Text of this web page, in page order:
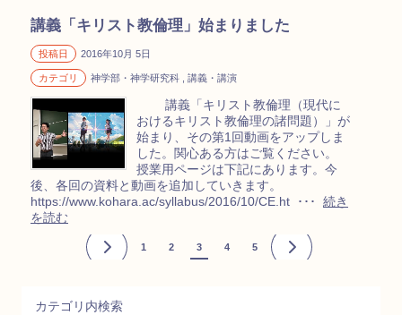
講義「キリスト教倫理」始まりました
投稿日 2016年10月 5日
カテゴリ 神学部・神学研究科 , 講義・講演
講義「キリスト教倫理（現代に
おけるキリスト教倫理の諸問題）」が
始まり、その第1回動画をアップしま
した。関心ある方はご覧ください。
授業用ページは下記にあります。今
後、各回の資料と動画を追加していきます。
https://www.kohara.ac/syllabus/2016/10/CE.ht ･･･ 続き
を読む
1 2 3 4 5
カテゴリ内検索